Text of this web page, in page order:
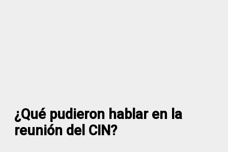
¿Qué pudieron hablar en la
reunión del CIN?